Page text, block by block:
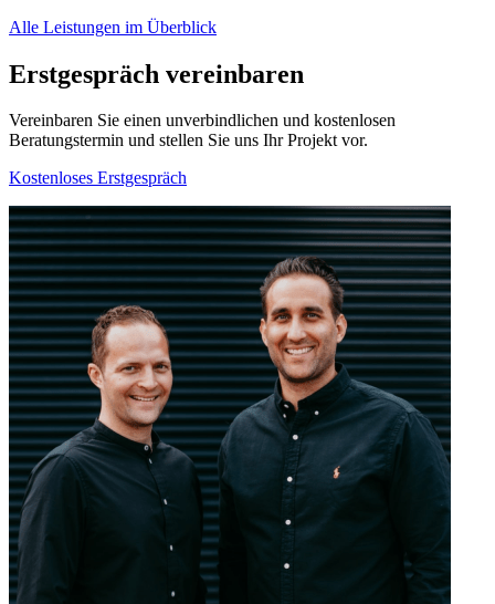
Alle Leistungen im Überblick
Erstgespräch vereinbaren
Vereinbaren Sie einen unverbindlichen und kostenlosen
Beratungstermin und stellen Sie uns Ihr Projekt vor.
Kostenloses Erstgespräch